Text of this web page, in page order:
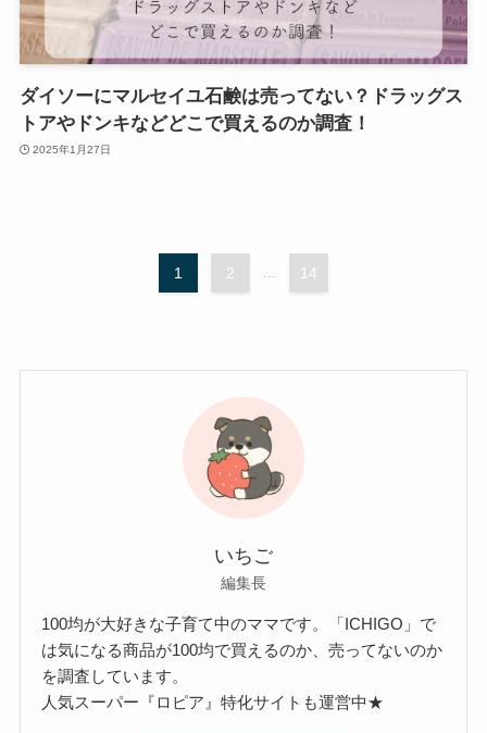
ダイソーにマルセイユ石鹸は売ってない？ドラッグス
トアやドンキなどどこで買えるのか調査！
2025年1月27日
1 2 ... 14
いちご
編集長
100均が大好きな子育て中のママです。「ICHIGO」で
は気になる商品が100均で買えるのか、売ってないのか
を調査しています。
人気スーパー『ロピア』特化サイトも運営中★